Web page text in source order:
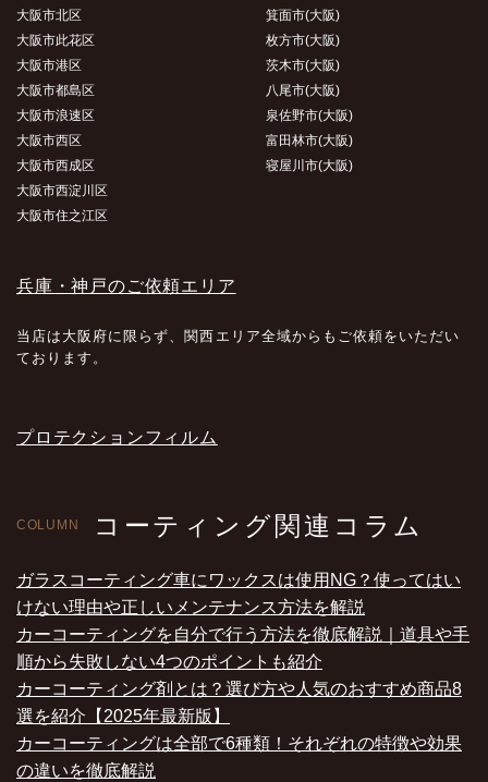
大阪市北区
大阪市此花区
大阪市港区
大阪市都島区
大阪市浪速区
大阪市西区
大阪市西成区
大阪市西淀川区
大阪市住之江区
箕面市(大阪)
枚方市(大阪)
茨木市(大阪)
八尾市(大阪)
泉佐野市(大阪)
富田林市(大阪)
寝屋川市(大阪)
兵庫・神戸のご依頼エリア
当店は大阪府に限らず、関西エリア全域からもご依頼をいただい
ております。
プロテクションフィルム
COLUMN コーティング関連コラム
ガラスコーティング車にワックスは使用NG？使ってはい
けない理由や正しいメンテナンス方法を解説
カーコーティングを自分で行う方法を徹底解説｜道具や手
順から失敗しない4つのポイントも紹介
カーコーティング剤とは？選び方や人気のおすすめ商品8
選を紹介【2025年最新版】
カーコーティングは全部で6種類！それぞれの特徴や効果
の違いを徹底解説